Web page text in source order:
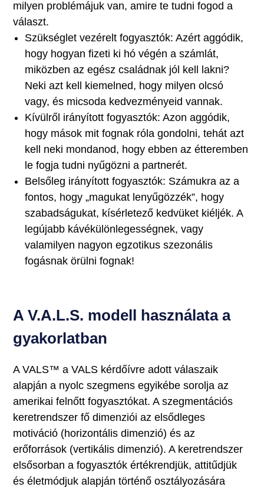
milyen problémájuk van, amire te tudni fogod a
választ.
Szükséglet vezérelt fogyasztók: Azért aggódik,
hogy hogyan fizeti ki hó végén a számlát,
miközben az egész családnak jól kell lakni?
Neki azt kell kiemelned, hogy milyen olcsó
vagy, és micsoda kedvezményeid vannak.
Kívülről irányított fogyasztók: Azon aggódik,
hogy mások mit fognak róla gondolni, tehát azt
kell neki mondanod, hogy ebben az étteremben
le fogja tudni nyűgözni a partnerét.
Belsőleg irányított fogyasztók: Számukra az a
fontos, hogy „magukat lenyűgözzék”, hogy
szabadságukat, kísérletező kedvüket kiéljék. A
legújabb kávékülönlegességnek, vagy
valamilyen nagyon egzotikus szezonális
fogásnak örülni fognak!
A V.A.L.S. modell használata a
gyakorlatban
A VALS™ a VALS kérdőívre adott válaszaik
alapján a nyolc szegmens egyikébe sorolja az
amerikai felnőtt fogyasztókat. A szegmentációs
keretrendszer fő dimenziói az elsődleges
motiváció (horizontális dimenzió) és az
erőforrások (vertikális dimenzió). A keretrendszer
elsősorban a fogyasztók értékrendjük, attitűdjük
és életmódjuk alapján történő osztályozására